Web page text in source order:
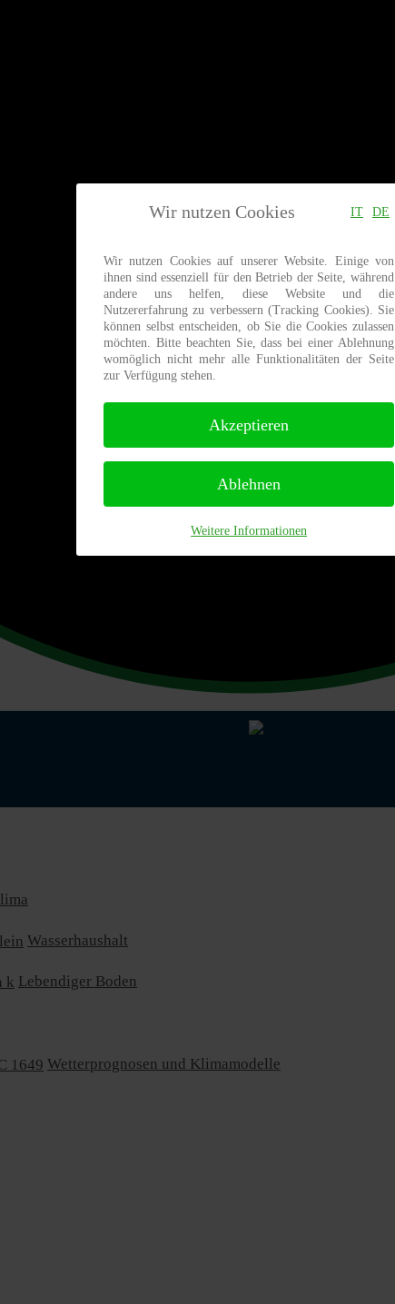
Wasserhaushalt
Lebendiger Boden
Wetterprognosen und Klimamodelle
Wir nutzen Cookies IT DE
Wir nutzen Cookies auf unserer Website. Einige von
ihnen sind essenziell für den Betrieb der Seite, während
andere uns helfen, diese Website und die
Nutzererfahrung zu verbessern (Tracking Cookies). Sie
können selbst entscheiden, ob Sie die Cookies zulassen
möchten. Bitte beachten Sie, dass bei einer Ablehnung
womöglich nicht mehr alle Funktionalitäten der Seite
zur Verfügung stehen.
Akzeptieren
Ablehnen
Weitere Informationen